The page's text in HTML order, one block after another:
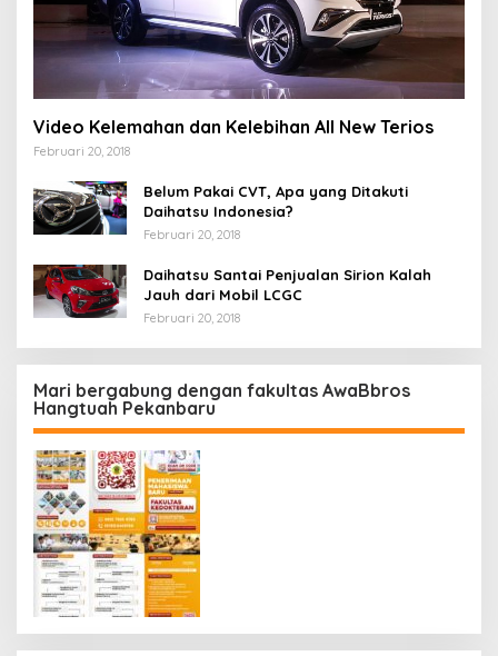
Video Kelemahan dan Kelebihan All New Terios
Februari 20, 2018
Belum Pakai CVT, Apa yang Ditakuti
Daihatsu Indonesia?
Februari 20, 2018
Daihatsu Santai Penjualan Sirion Kalah
Jauh dari Mobil LCGC
Februari 20, 2018
Mari bergabung dengan fakultas AwaBbros
Hangtuah Pekanbaru